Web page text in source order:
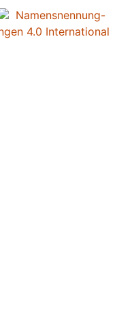
Namensnennung-
4.0 International